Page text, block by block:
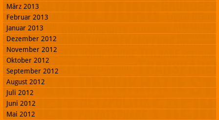
März 2013
Februar 2013
Januar 2013
Dezember 2012
November 2012
Oktober 2012
September 2012
August 2012
Juli 2012
Juni 2012
Mai 2012